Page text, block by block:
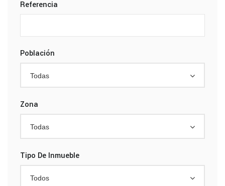
Referencia
Población
Todas
Zona
Todas
Tipo De Inmueble
Todos